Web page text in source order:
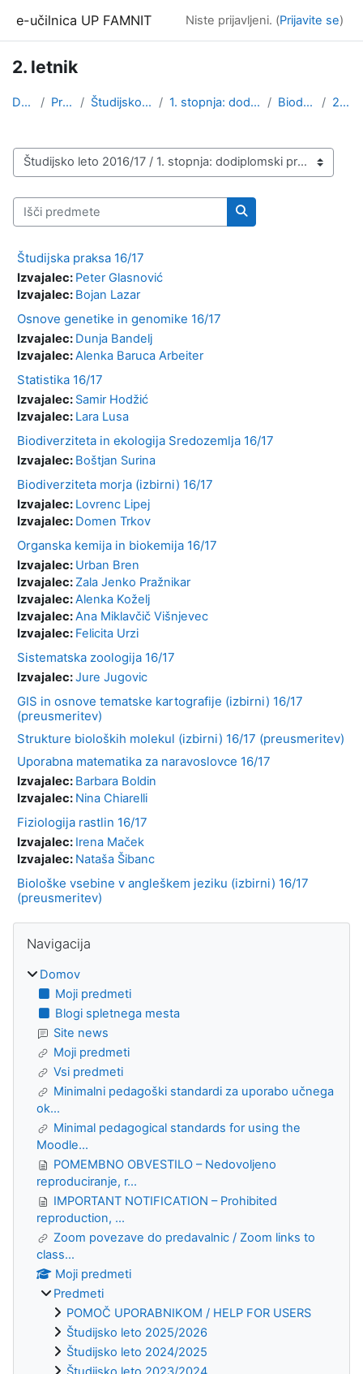
e-učilnica UP FAMNIT Niste prijavljeni. (Prijavite se)
2. letnik
Domov Predmeti Študijsko leto 2016/17 1. stopnja: dodiplomski program Biodiverziteta 2. letnik
Kategorije predmetov
Išči predmete
Išči predmete
Študijska praksa 16/17
Izvajalec: Peter Glasnović
Izvajalec: Bojan Lazar
Osnove genetike in genomike 16/17
Izvajalec: Dunja Bandelj
Izvajalec:Alenka Baruca Arbeiter
Statistika 16/17
Izvajalec: Samir Hodžić
Izvajalec: Lara Lusa
Biodiverziteta in ekologija Sredozemlja 16/17
Izvajalec: Boštjan Surina
Biodiverziteta morja (izbirni) 16/17
Izvajalec: Lovrenc Lipej
Izvajalec: Domen Trkov
Organska kemija in biokemija 16/17
Izvajalec: Urban Bren
Izvajalec: Zala Jenko Pražnikar
Izvajalec:Alenka Koželj
Izvajalec:Ana Miklavčič Višnjevec
Izvajalec: Felicita Urzi
Sistematska zoologija 16/17
Izvajalec:Jure Jugovic
GIS in osnove tematske kartografije (izbirni) 16/17
(preusmeritev)
Strukture bioloških molekul (izbirni) 16/17 (preusmeritev)
Uporabna matematika za naravoslovce 16/17
Izvajalec: Barbara Boldin
Izvajalec: Nina Chiarelli
Fiziologija rastlin 16/17
Izvajalec: Irena Maček
Izvajalec: Nataša Šibanc
Biološke vsebine v angleškem jeziku (izbirni) 16/17
(preusmeritev)
Bloki
Navigacija
Domov
Moji predmeti
Blogi spletnega mesta
Site news
Moji predmeti
Vsi predmeti
Minimalni pedagoški standardi za uporabo učnega
ok...
Minimal pedagogical standards for using the
Moodle...
POMEMBNO OBVESTILO – Nedovoljeno
reproduciranje, r...
IMPORTANT NOTIFICATION – Prohibited
reproduction, ...
Zoom povezave do predavalnic / Zoom links to
class...
Moji predmeti
Predmeti
POMOČ UPORABNIKOM / HELP FOR USERS
Študijsko leto 2025/2026
Študijsko leto 2024/2025